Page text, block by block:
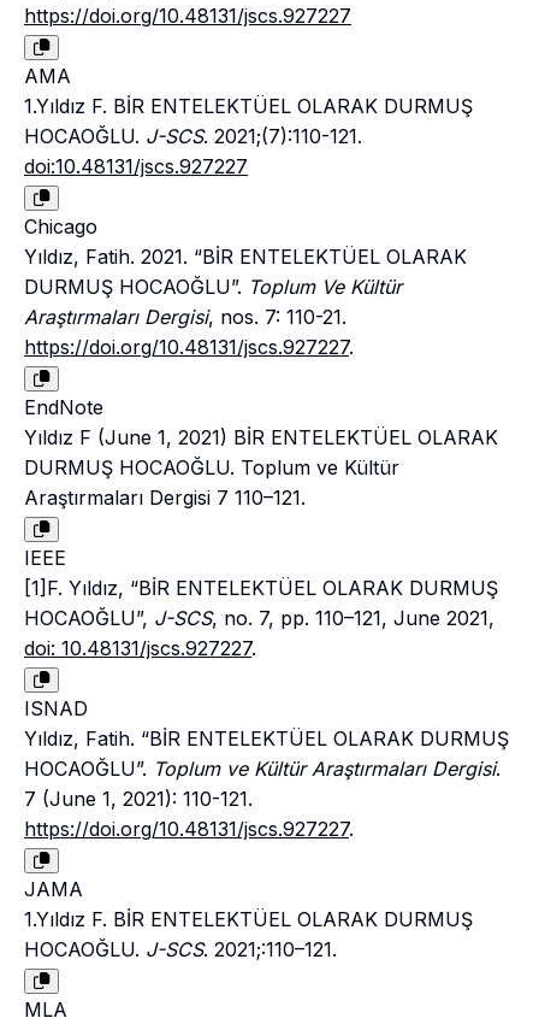
https://doi.org/10.48131/jscs.927227
AMA
1.Yıldız F. BİR ENTELEKTÜEL OLARAK DURMUŞ
HOCAOĞLU. J-SCS. 2021;(7):110-121.
doi:10.48131/jscs.927227
Chicago
Yıldız, Fatih. 2021. “BİR ENTELEKTÜEL OLARAK
DURMUŞ HOCAOĞLU”. Toplum Ve Kültür
Araştırmaları Dergisi, nos. 7: 110-21.
https://doi.org/10.48131/jscs.927227.
EndNote
Yıldız F (June 1, 2021) BİR ENTELEKTÜEL OLARAK
DURMUŞ HOCAOĞLU. Toplum ve Kültür
Araştırmaları Dergisi 7 110–121.
IEEE
[1]F. Yıldız, “BİR ENTELEKTÜEL OLARAK DURMUŞ
HOCAOĞLU”, J-SCS, no. 7, pp. 110–121, June 2021,
doi: 10.48131/jscs.927227.
ISNAD
Yıldız, Fatih. “BİR ENTELEKTÜEL OLARAK DURMUŞ
HOCAOĞLU”. Toplum ve Kültür Araştırmaları Dergisi.
7 (June 1, 2021): 110-121.
https://doi.org/10.48131/jscs.927227.
JAMA
1.Yıldız F. BİR ENTELEKTÜEL OLARAK DURMUŞ
HOCAOĞLU. J-SCS. 2021;:110–121.
MLA